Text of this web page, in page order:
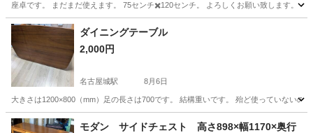
座卓です。 まだまだ使えます。 75センチ✖️120センチ。 よろしくお願い致します。
愛知 豊田市 猿投駅 テーブル
ダイニングテーブル
2,000円
名古屋城駅 8月6日
大きさは1200×800（mm）足の長さは700です。 結構重いです。 殆ど使っていない
愛知 名古屋市 名古屋城駅 テーブル
モダン サイドチェスト 高さ898×幅1170×奥行